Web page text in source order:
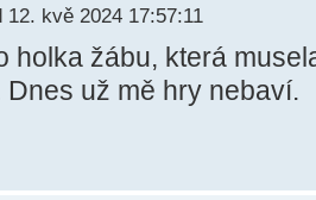
kvě 2024 17:57:11
holka žábu, která
Dnes už mě hry nebaví.